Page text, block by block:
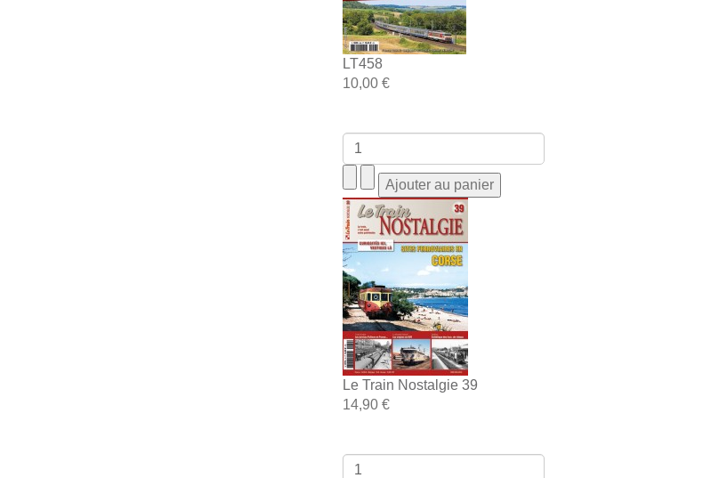
LT458
10,00 €
Le Train Nostalgie 39
14,90 €